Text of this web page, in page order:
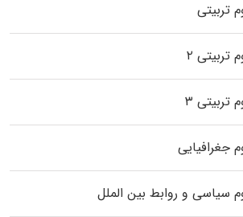
تربیتی
۲
۳
جغرافیایی
سیاسی و روابط بین الملل